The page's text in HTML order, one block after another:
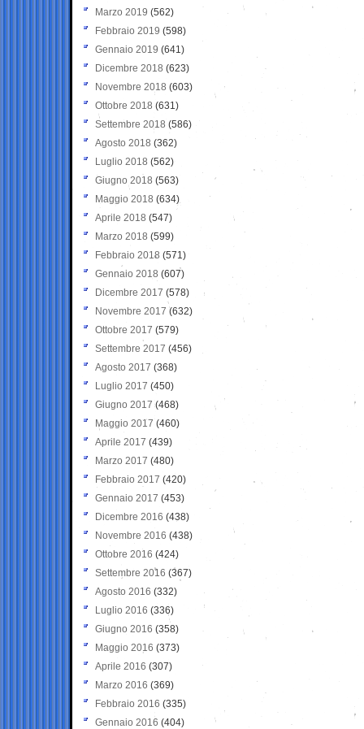
Marzo 2019 (562)
Febbraio 2019 (598)
Gennaio 2019 (641)
Dicembre 2018 (623)
Novembre 2018 (603)
Ottobre 2018 (631)
Settembre 2018 (586)
Agosto 2018 (362)
Luglio 2018 (562)
Giugno 2018 (563)
Maggio 2018 (634)
Aprile 2018 (547)
Marzo 2018 (599)
Febbraio 2018 (571)
Gennaio 2018 (607)
Dicembre 2017 (578)
Novembre 2017 (632)
Ottobre 2017 (579)
Settembre 2017 (456)
Agosto 2017 (368)
Luglio 2017 (450)
Giugno 2017 (468)
Maggio 2017 (460)
Aprile 2017 (439)
Marzo 2017 (480)
Febbraio 2017 (420)
Gennaio 2017 (453)
Dicembre 2016 (438)
Novembre 2016 (438)
Ottobre 2016 (424)
Settembre 2016 (367)
Agosto 2016 (332)
Luglio 2016 (336)
Giugno 2016 (358)
Maggio 2016 (373)
Aprile 2016 (307)
Marzo 2016 (369)
Febbraio 2016 (335)
Gennaio 2016 (404)